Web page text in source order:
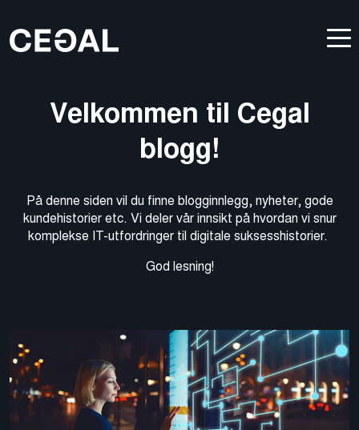
Velkommen til Cegal
blogg!
På denne siden vil du finne blogginnlegg, nyheter, gode
kundehistorier etc. Vi deler vår innsikt på hvordan vi snur
komplekse IT-utfordringer til digitale suksesshistorier.
God lesning!